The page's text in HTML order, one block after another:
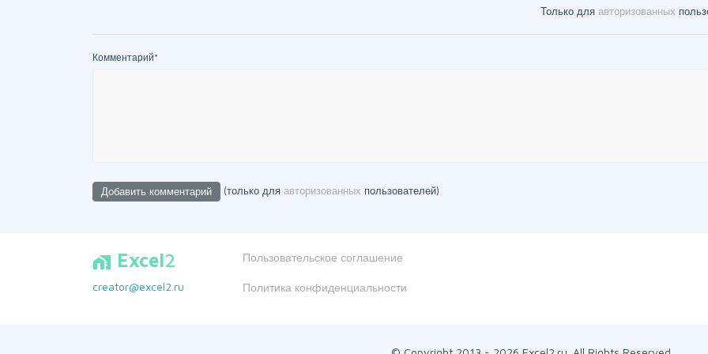
Только для авторизованных
Комментарий*
(только для авторизованных пользователей)
home_work Excel2
creator@excel2.ru
Пользовательское соглашение
Политика конфиденциальности